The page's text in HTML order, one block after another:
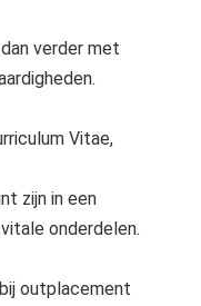
verder met
Vitae,
zijn in een
onderdelen.
outplacement